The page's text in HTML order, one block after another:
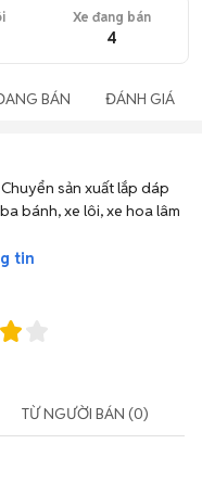
Xe đang bán
4
BÁN ĐÁNH GIÁ
sản xuất lắp dáp
bánh, xe lôi, xe hoa lâm
tin
TỪ NGƯỜI BÁN (0)